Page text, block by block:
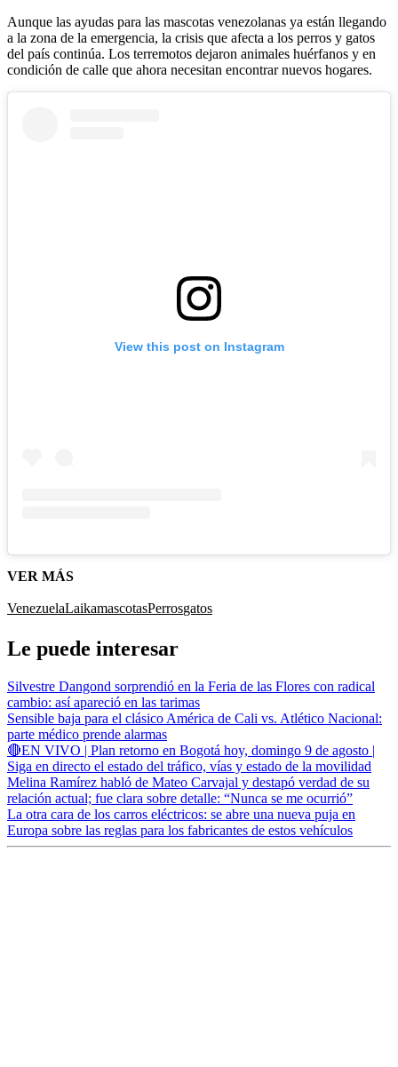
Aunque las ayudas para las mascotas venezolanas ya están llegando
a la zona de la emergencia, la crisis que afecta a los perros y gatos
del país continúa. Los terremotos dejaron animales huérfanos y en
condición de calle que ahora necesitan encontrar nuevos hogares.
View this post on Instagram
VER MÁS
VenezuelaLaikamascotasPerrosgatos
Le puede interesar
Silvestre Dangond sorprendió en la Feria de las Flores con radical
cambio: así apareció en las tarimas
Sensible baja para el clásico América de Cali vs. Atlético Nacional:
parte médico prende alarmas
🔴EN VIVO | Plan retorno en Bogotá hoy, domingo 9 de agosto |
Siga en directo el estado del tráfico, vías y estado de la movilidad
Melina Ramírez habló de Mateo Carvajal y destapó verdad de su
relación actual; fue clara sobre detalle: “Nunca se me ocurrió”
La otra cara de los carros eléctricos: se abre una nueva puja en
Europa sobre las reglas para los fabricantes de estos vehículos